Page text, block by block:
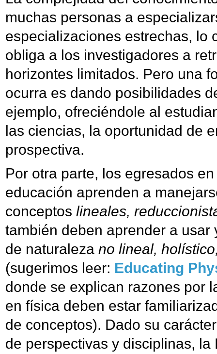
muchas personas a
especializaciones estrechas, lo
obliga a los investigadores a
horizontes limitados. Pero una
ocurra es dando posibilidades
ejemplo, ofreciéndole al
las ciencias, la oportunidad de
prospectiva.
Por otra parte, los egresados
educación aprenden a
conceptos lineales,
también deben aprender a usar
de naturaleza no lineal,
(sugerimos leer: Educating
donde se explican razones por
en física deben estar
de conceptos). Dado su
de perspectivas y disciplinas, la